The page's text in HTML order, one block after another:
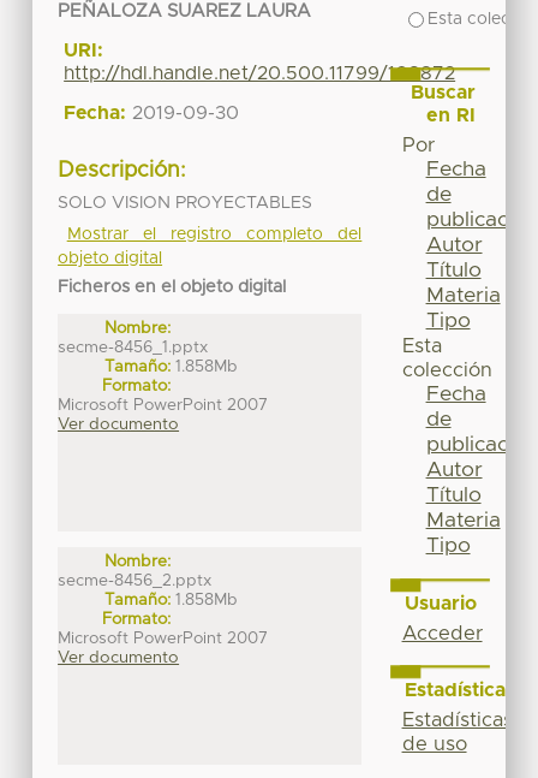
PEÑALOZA SUAREZ LAURA
URI:
http://hdl.handle.net/20.500.11799/108872
Fecha: 2019-09-30
Descripción:
SOLO VISION PROYECTABLES
Mostrar el registro completo del
objeto digital
Ficheros en el objeto digital
Nombre:
secme-8456_1.pptx
Tamaño: 1.858Mb
Formato:
Microsoft PowerPoint 2007
Ver documento
Nombre:
secme-8456_2.pptx
Tamaño: 1.858Mb
Formato:
Microsoft PowerPoint 2007
Ver documento
Esta
Buscar
en RI
Por
Fecha
de
publicación
Autor
Título
Materia
Tipo
Esta
colección
Fecha
de
publicación
Autor
Título
Materia
Tipo
Usuario
Acceder
Estadísticas
Estadísticas
de uso